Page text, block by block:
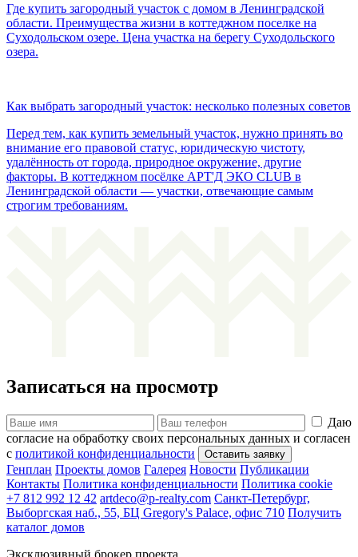
Где купить загородный участок с домом в Ленинградской
области. Преимущества жизни в коттеджном поселке на
Суходольском озере. Цена участка на берегу Суходольского
озера.
Как выбрать загородный участок: несколько полезных советов
Перед тем, как купить земельный участок, нужно принять во
внимание его правовой статус, юридическую чистоту,
удалённость от города, природное окружение, другие
факторы. В коттеджном посёлке AРТ'Д ЭКО CLUB в
Ленинградской области — участки, отвечающие самым
строгим требованиям.
Записаться на просмотр
Даю
согласие на обработку своих персональных данных и согласен
с политикой конфиденциальности
Генплан Проекты домов Галерея Новости Публикации
Контакты Политика конфиденциальности Политика cookie
+7 812 992 12 42 artdeco@p-realty.com Санкт-Петербург,
Выборгская наб., 55, БЦ Gregory's Palace, офис 710 Получить
каталог домов
Эксклюзивный брокер проекта